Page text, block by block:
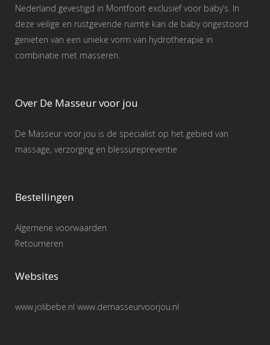
Nederland gevestigd in Montfoort exclusief voor baby’s. In
deze veilige en rustgevende ruimte kan de baby ongestoord
genieten van een unieke vorm van hydrotherapie in
combinatie met masseren.
Over De Masseur voor jou
De Masseur voor jou is de specialist op het gebied van
massage, verzorging en blessurepreventie
Bestellingen
Algemene voorwaarden
Retourneren
Websites
www.jolibebe.nl www.demasseurvoorjou.nl